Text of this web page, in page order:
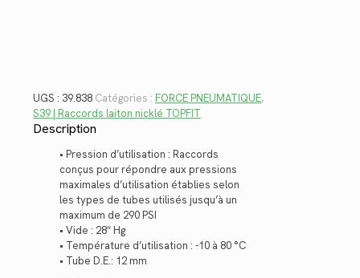
UGS : 39.838 Catégories : FORCE PNEUMATIQUE,
S39 | Raccords laiton nicklé TOPFIT
Description
• Pression d’utilisation : Raccords
conçus pour répondre aux pressions
maximales d’utilisation établies selon
les types de tubes utilisés jusqu’à un
maximum de 290 PSI
• Vide : 28″ Hg
• Température d’utilisation : -10 à 80 °C
• Tube D.E.: 12 mm